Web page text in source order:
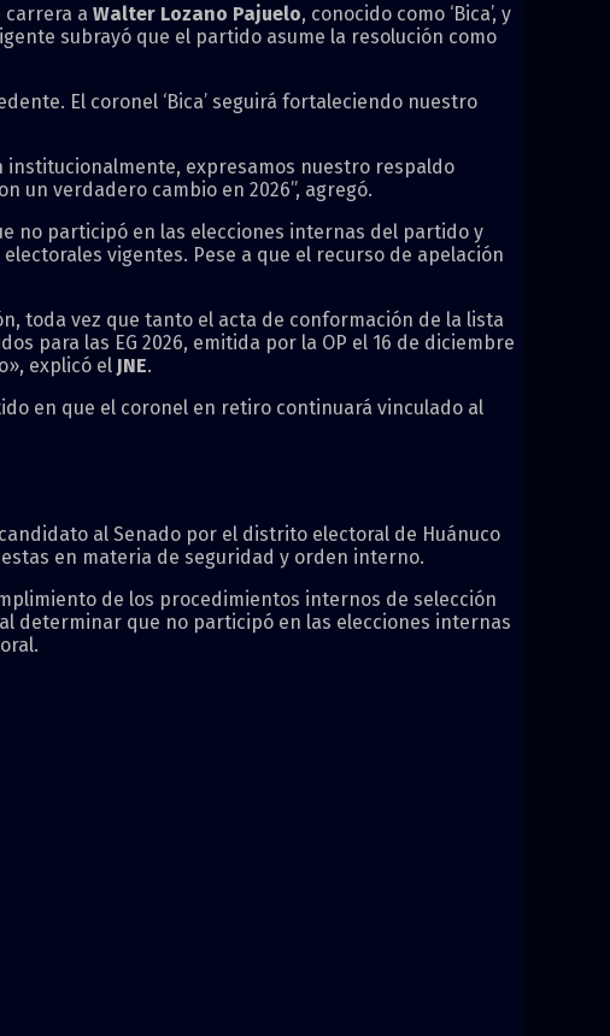
carrera a Walter Lozano Pajuelo, conocido como ‘Bica’, y
subrayó que el partido asume la resolución como
El coronel ‘Bica’ seguirá fortaleciendo nuestro
institucionalmente, expresamos nuestro respaldo
un verdadero cambio en 2026”, agregó.
no participó en las elecciones internas del partido y
vigentes. Pese a que el recurso de apelación
toda vez que tanto el acta de conformación de la lista
para las EG 2026, emitida por la OP el 16 de diciembre
explicó el JNE.
en que el coronel en retiro continuará vinculado al
al Senado por el distrito electoral de Huánuco
en materia de seguridad y orden interno.
de los procedimientos internos de selección
determinar que no participó en las elecciones internas